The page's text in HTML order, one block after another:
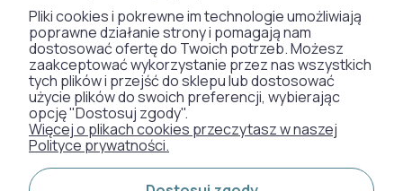
Otrzymaliśmy
odznakę od naszych
klientów:
Metody płatności:
Pliki cookies i pokrewne im technologie umożliwiają
poprawne działanie strony i pomagają nam
dostosować ofertę do Twoich potrzeb. Możesz
zaakceptować wykorzystanie przez nas wszystkich
tych plików i przejść do sklepu lub dostosować
użycie plików do swoich preferencji, wybierając
opcję "Dostosuj zgody".
Więcej o plikach cookies przeczytasz w naszej
Polityce prywatności.